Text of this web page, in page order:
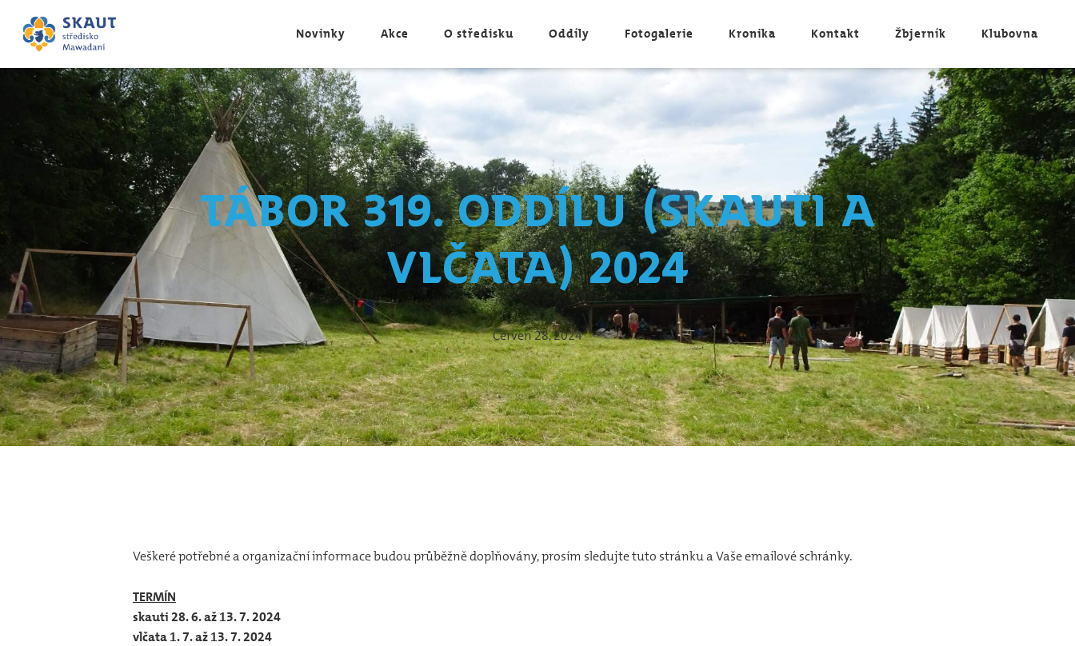
Novinky Akce O středisku Oddíly Fotogalerie Kronika Kontakt Žbjerník Klubovna
Tábor 319. oddílu (skauti a
vlčata) 2024
Červen 28, 2024
Veškeré potřebné a organizační informace budou průběžně doplňovány, prosím sledujte tuto stránku a Vaše emailové schránky.
TERMÍN
skauti 28. 6. až 13. 7. 2024
vlčata 1. 7. až 13. 7. 2024